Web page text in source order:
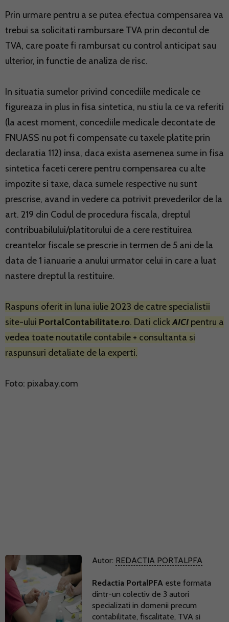
Prin urmare pentru a se putea efectua compensarea va
trebui sa solicitati rambursare TVA prin decontul de
TVA, care poate fi rambursat cu control anticipat sau
ulterior, in functie de analiza de risc.
In situatia sumelor privind concediile medicale ce
figureaza in plus in fisa sintetica, nu stiu la ce va referiti
(la acest moment, concediile medicale decontate de
FNUASS nu pot fi compensate cu taxele platite prin
declaratia 112) insa, daca exista asemenea sume in fisa
sintetica faceti cerere pentru compensarea cu alte
impozite si taxe, daca sumele respective nu sunt
prescrise, avand in vedere ca potrivit prevederilor de la
art. 219 din Codul de procedura fiscala, dreptul
contribuabilului/platitorului de a cere restituirea
creantelor fiscale se prescrie in termen de 5 ani de la
data de 1 ianuarie a anului urmator celui in care a luat
nastere dreptul la restituire.
Raspuns oferit in luna iulie 2023 de catre specialistii
site-ului PortalContabilitate.ro. Dati clickAICI pentru a
vedea toate noutatile contabile + consultanta si
raspunsuri detaliate de la experti.
Foto: pixabay.com
Autor: REDACTIA PORTALPFA
Redactia PortalPFA este formata
dintr-un colectiv de 3 autori
specializati in domenii precum
contabilitate, fiscalitate, TVA si